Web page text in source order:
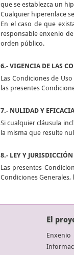
que se establezca un
Cualquier hiperenlace
En el caso de que
responsable enxenio
orden público.
6.- VIGENCIA DE LAS
Las Condiciones de
las presentes
7.- NULIDAD Y
Si cualquier cláusula
la misma que resulte
8.- LEY Y
Las presentes
Condiciones Generales,
El
Enxenio